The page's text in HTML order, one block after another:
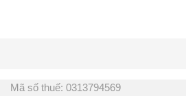
Mã số thuế: 0313794569